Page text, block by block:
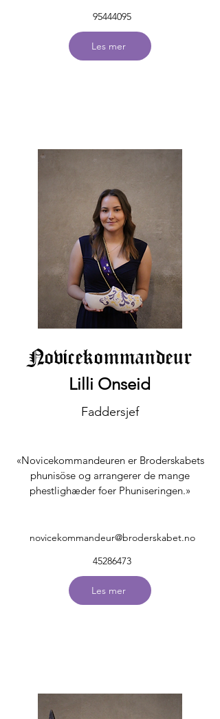
95444095
Les mer
Novicekommandeur
Lilli Onseid
Faddersjef
«Novicekommandeuren er Broderskabets
phunisöse og arrangerer de mange
phestlighæder foer Phuniseringen.»
novicekommandeur@broderskabet.no
45286473
Les mer